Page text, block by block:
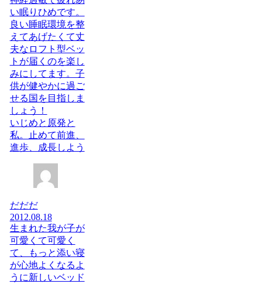
い眠りひめです。
良い睡眠環境を整
えてあげたくて丈
夫なロフト型ベッ
トが届くのを楽し
みにしてます。子
供が健やかに過ご
せる国を目指しま
しょう！
いじめと原発と
私。止めて前進、
進歩、成長しよう
だだだ
2012.08.18
生まれた我が子が
可愛くて可愛く
て、もっと添い寝
が心地よくなるよ
うに新しいベッド